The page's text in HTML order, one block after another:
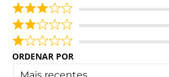
ORDENAR POR